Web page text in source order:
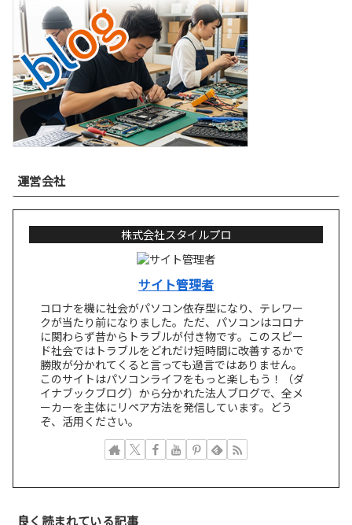
運営会社
株式会社スタイルプロ
サイト管理者
コロナを機に社会がパソコン依存型になり、テレワー
クが当たり前になりました。ただ、パソコンはコロナ
に関わらず昔からトラブルが付き物です。このスピー
ド社会ではトラブルをどれだけ短時間に改善するかで
勝敗が分かれてくると言っても過言ではありません。
このサイトはパソコンライフをもっと楽しもう！（ダ
イナブックブログ）から分かれた法人ブログで、全メ
ーカーを主体にリペア方法を発信しています。どう
ぞ、活用ください。
良く読まれている記事
キーキャップが外れた！HP Elitebook 830